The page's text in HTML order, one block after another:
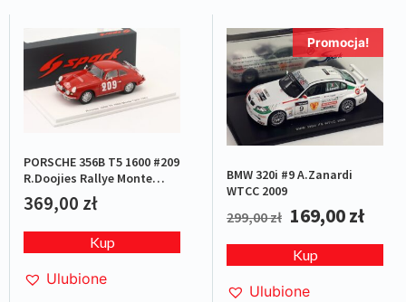
PORSCHE 356B T5 1600 #209
R.Doojies Rallye Monte
Carlo 1962
369,00 zł
Kup
Ulubione
Promocja!
BMW 320i #9 A.Zanardi
WTCC 2009
299,00zł 169,00zł
Kup
Ulubione